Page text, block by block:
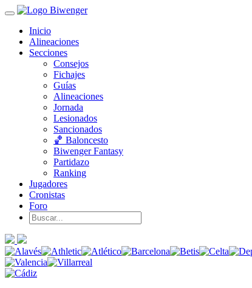
Inicio
Alineaciones
Secciones
Consejos
Fichajes
Guías
Alineaciones
Jornada
Lesionados
Sancionados
🏀 Baloncesto
Biwenger Fantasy
Partidazo
Ranking
Jugadores
Cronistas
Foro